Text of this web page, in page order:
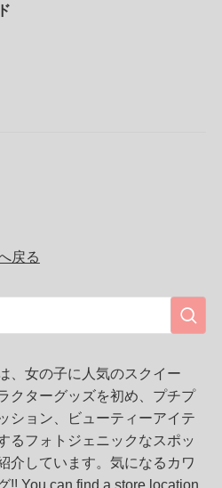
戻る
、女の子に人気のスクイー
クターグッズを初め、プチプ
ション、ビューティーアイテ
るフォトジェニックなスポッ
介しています。気になるカワ
!! You can find a store location